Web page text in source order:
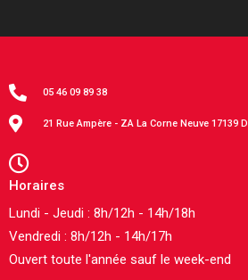
05 46 09 89 38
21 Rue Ampère - ZA La Corne Neuve 17139
Horaires
Lundi - Jeudi : 8h/12h - 14h/18h
Vendredi : 8h/12h - 14h/17h
Ouvert toute l'année sauf le week-end